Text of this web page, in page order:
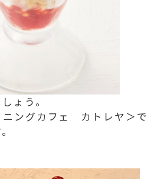
しょう。
ニングカフェ カトレヤ＞で